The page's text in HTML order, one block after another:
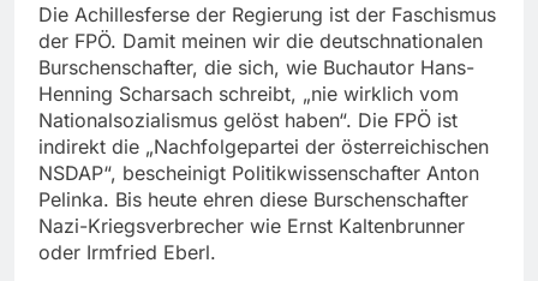
Die Achillesferse der Regierung ist der Faschismus
der FPÖ. Damit meinen wir die deutschnationalen
Burschenschafter, die sich, wie Buchautor Hans-
Henning Scharsach schreibt, „nie wirklich vom
Nationalsozialismus gelöst haben“. Die FPÖ ist
indirekt die „Nachfolgepartei der österreichischen
NSDAP“, bescheinigt Politikwissenschafter Anton
Pelinka. Bis heute ehren diese Burschenschafter
Nazi-Kriegsverbrecher wie Ernst Kaltenbrunner
oder Irmfried Eberl.